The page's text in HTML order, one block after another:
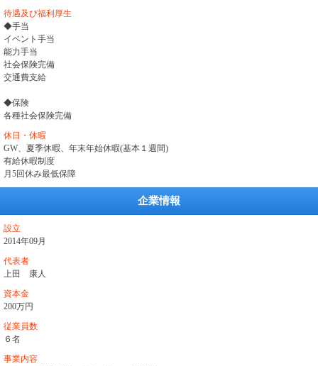
待遇及び福利厚生
◆手当
イベント手当
能力手当
社会保険完備
交通費支給
◆保険
各種社会保険完備
休日・休暇
GW、夏季休暇、年末年始休暇(基本１週間)
有給休暇制度
月5回休み最低保障
企業情報
設立
2014年09月
代表者
上田 康人
資本金
200万円
従業員数
６名
事業内容